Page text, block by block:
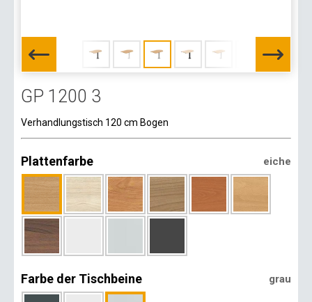
GP 1200 3
Verhandlungstisch 120 cm Bogen
Plattenfarbe eiche
Farbe der Tischbeine grau